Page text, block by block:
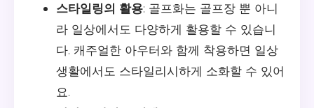
스타일링의 활용: 골프화는 골프장 뿐 아니
라 일상에서도 다양하게 활용할 수 있습니
다. 캐주얼한 아우터와 함께 착용하면 일상
생활에서도 스타일리시하게 소화할 수 있어
요.